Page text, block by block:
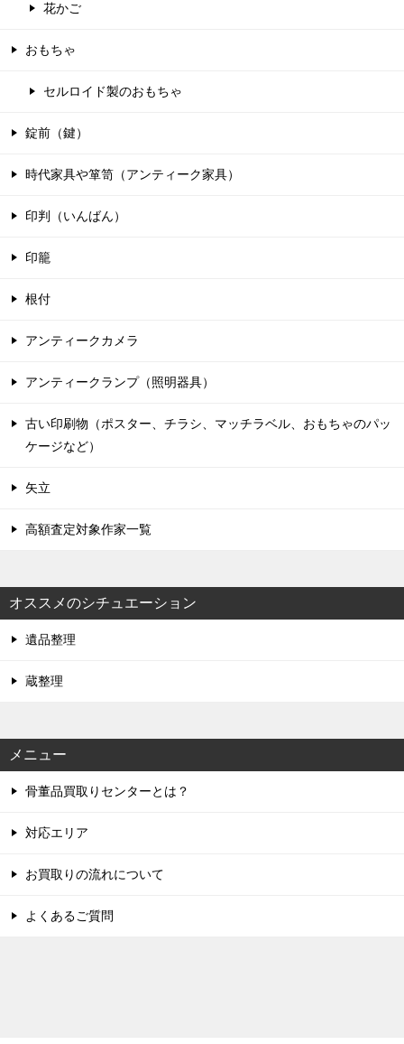
花かご
おもちゃ
セルロイド製のおもちゃ
錠前（鍵）
時代家具や箪笥（アンティーク家具）
印判（いんばん）
印籠
根付
アンティークカメラ
アンティークランプ（照明器具）
古い印刷物（ポスター、チラシ、マッチラベル、おもちゃのパッ
ケージなど）
矢立
高額査定対象作家一覧
オススメのシチュエーション
遺品整理
蔵整理
メニュー
骨董品買取りセンターとは？
対応エリア
お買取りの流れについて
よくあるご質問